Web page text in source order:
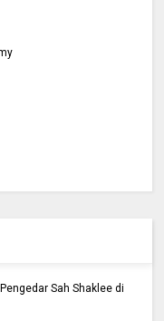
Sah Shaklee di